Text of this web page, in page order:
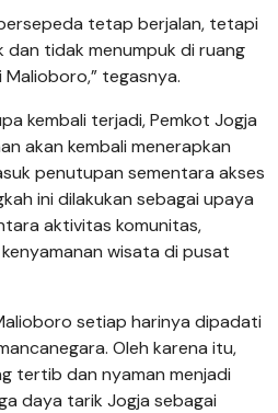
tetap berjalan, tetapi
tidak menumpuk di ruang
tegasnya.
kembali terjadi, Pemkot Jogja
akan kembali menerapkan
penutupan sementara akses
ini dilakukan sebagai upaya
aktivitas komunitas,
wisata di pusat
setiap harinya dipadati
Oleh karena itu,
tertib dan nyaman menjadi
daya tarik Jogja sebagai